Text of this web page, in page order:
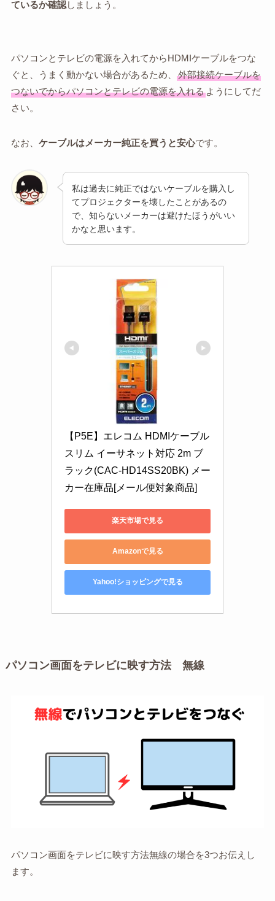
ているか確認しましょう。
パソコンとテレビの電源を入れてからHDMIケーブルをつな
ぐと、うまく動かない場合があるため、
外部接続ケーブルを
つないでからパソコンとテレビの電源を入れるようにしてだ
さい。
なお、 ケーブルはメーカー純正を買うと安心です。
私は過去に純正ではないケーブルを購入し
てプロジェクターを壊したことがあるの
で、知らないメーカーは避けたほうがいい
かなと思います。
【P5E】エレコム HDMIケーブル
スリム イーサネット対応 2m ブ
ラック(CAC-HD14SS20BK) メー
カー在庫品[メール便対象商品]
楽天市場で見る
Amazonで見る
Yahoo!ショッピングで見る
パソコン画面をテレビに映す方法 無線
パソコン画面をテレビに映す方法無線の場合を3つお伝えし
ます。